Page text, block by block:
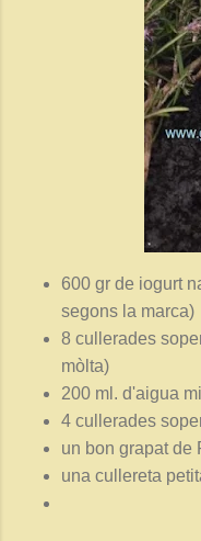
600 gr de iogurt
segons la marca)
8 cullerades
mòlta)
200 ml. d'aigua
4 cullerades
un bon grapat de
una cullereta